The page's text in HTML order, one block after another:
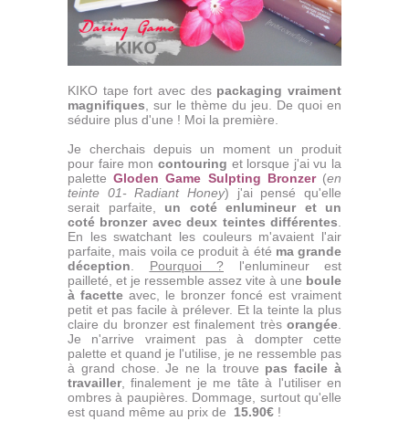
KIKO tape fort avec despackaging vraiment
magnifiques, sur le thème du jeu. De quoi en
séduire plus d'une ! Moi la première.
Je cherchais depuis un moment un produit
pour faire mon contouring et lorsque j'ai vu la
paletteGloden Game Sulpting Bronzer(en
teinte 01- Radiant Honey) j'ai pensé qu'elle
serait parfaite, un coté enlumineur et un
coté bronzer avec deux teintes différentes.
En les swatchant les couleurs m'avaient l'air
parfaite, mais voila ce produit à été ma grande
déception. Pourquoi ? l'enlumineur est
pailleté, et je ressemble assez vite à une boule
à facette avec, le bronzer foncé est vraiment
petit et pas facile à prélever. Et la teinte la plus
claire du bronzer est finalement très orangée.
Je n'arrive vraiment pas à dompter cette
palette et quand je l'utilise, je ne ressemble pas
à grand chose. Je ne la trouve pas facile à
travailler, finalement je me tâte à l'utiliser en
ombres à paupières. Dommage, surtout qu'elle
est quand même au prix de 15.90€ !